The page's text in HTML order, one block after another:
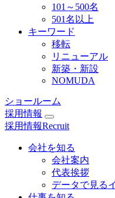
101～500名
501名以上
キーワード
移転
リニューアル
新築・新設
NOMUDA
ショールーム
採用情報
採用情報Recruit
会社を知る
会社案内
代表挨拶
データで見る